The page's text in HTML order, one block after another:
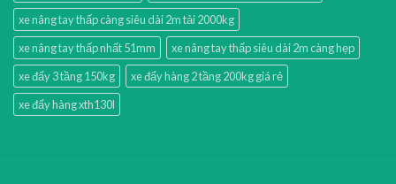
xe nâng tay thấp càng siêu dài 2m tải 2000kg
xe nâng tay thấp nhất 51mm
xe nâng tay thấp siêu dài 2m càng hẹp
xe đẩy 3 tầng 150kg
xe đẩy hàng 2 tầng 200kg giá rẻ
xe đẩy hàng xth130l